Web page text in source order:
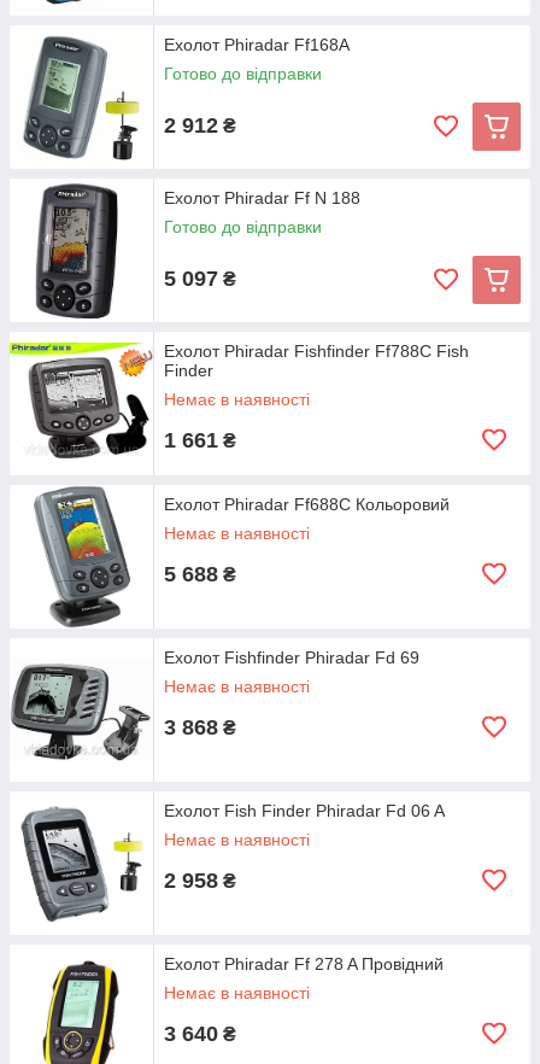
Ехолот Phiradar Ff168A
Готово до відправки
2 912 ₴
Ехолот Phiradar Ff N 188
Готово до відправки
5 097 ₴
Ехолот Phiradar Fishfinder Ff788C Fish
Finder
Немає в наявності
1 661 ₴
Ехолот Phiradar Ff688C Кольоровий
Немає в наявності
5 688 ₴
Ехолот Fishfinder Phiradar Fd 69
Немає в наявності
3 868 ₴
Ехолот Fish Finder Phiradar Fd 06 A
Немає в наявності
2 958 ₴
Ехолот Phiradar Ff 278 A Провідний
Немає в наявності
3 640 ₴